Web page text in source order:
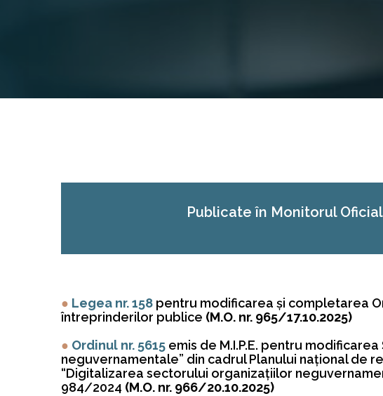
Publicate în Monitorul
● Legea nr. 158 pentru modificarea şi completarea
întreprinderilor publice (M.O. nr. 965/17.10.2025)
● Ordinul nr. 5615 emis de M.I.P.E. pentru
neguvernamentale” din cadrul Planului naţional de
“Digitalizarea sectorului organizaţiilor
984/2024 (M.O. nr. 966/20.10.2025)